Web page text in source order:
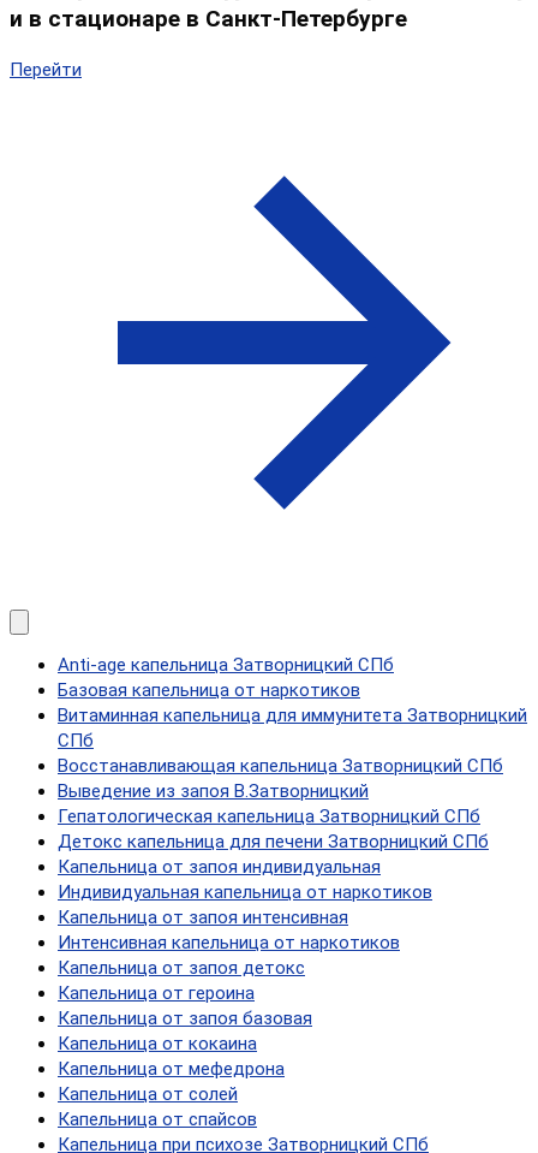
и в стационаре в Санкт-Петербурге
Перейти
Anti-age капельница Затворницкий СПб
Базовая капельница от наркотиков
Витаминная капельница для иммунитета Затворницкий
СПб
Восстанавливающая капельница Затворницкий СПб
Выведение из запоя В.Затворницкий
Гепатологическая капельница Затворницкий СПб
Детокс капельница для печени Затворницкий СПб
Капельница от запоя индивидуальная
Индивидуальная капельница от наркотиков
Капельница от запоя интенсивная
Интенсивная капельница от наркотиков
Капельница от запоя детокс
Капельница от героина
Капельница от запоя базовая
Капельница от кокаина
Капельница от мефедрона
Капельница от солей
Капельница от спайсов
Капельница при психозе Затворницкий СПб